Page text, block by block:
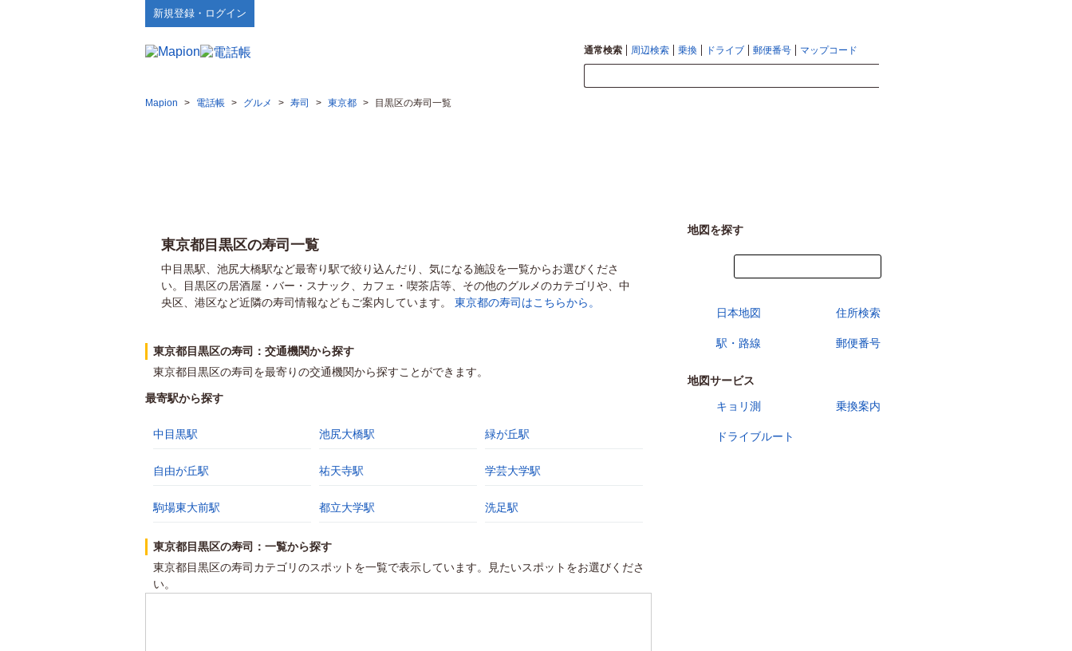
新規登録・ログイン
通常検索 周辺検索 乗換 ドライブ 郵便番号 マップコード
Mapion > 電話帳 > グルメ > 寿司 > 東京都 > 目黒区の寿司一覧
東京都目黒区の寿司一覧
中目黒駅、池尻大橋駅など最寄り駅で絞り込んだり、気になる施設を一覧からお選びくださ
い。目黒区の居酒屋・バー・スナック、カフェ・喫茶店等、その他のグルメのカテゴリや、中
央区、港区など近隣の寿司情報などもご案内しています。 東京都の寿司はこちらから。
東京都目黒区の寿司：交通機関から探す
東京都目黒区の寿司を最寄りの交通機関から探すことができます。
最寄駅から探す
中目黒駅 池尻大橋駅 緑が丘駅
自由が丘駅 祐天寺駅 学芸大学駅
駒場東大前駅 都立大学駅 洗足駅
東京都目黒区の寿司：一覧から探す
東京都目黒区の寿司カテゴリのスポットを一覧で表示しています。見たいスポットをお選びくださ
い。
地図を探す
日本地図 住所検索
駅・路線 郵便番号
地図サービス
キョリ測
乗換案内
ドライブルート